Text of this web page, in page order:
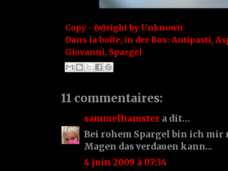
Copy - (w)right by Unknown
Dans la boîte, in der Box: Antipasti,
Giovanni, Spargel
11 commentaires:
sammelhamster a dit…
Bei rohem Spargel bin ich mir
Magen das verdauen kann...
4 juin 2009 à 07:34